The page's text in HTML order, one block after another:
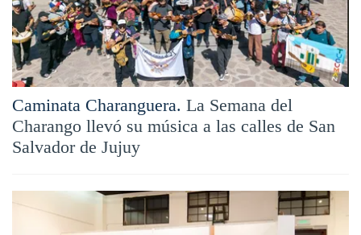
Caminata Charanguera. La Semana del
Charango llevó su música a las calles de San
Salvador de Jujuy